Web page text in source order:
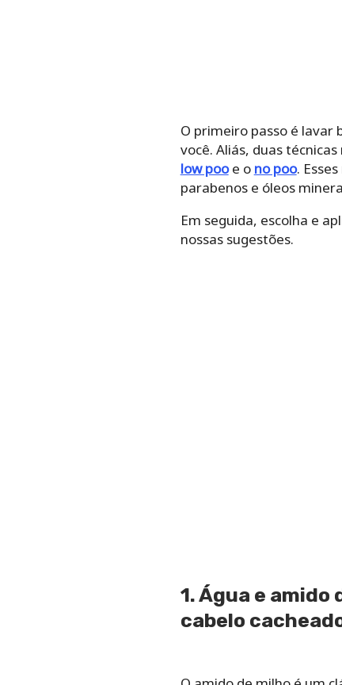
O primeiro passo é lavar
você. Aliás, duas
low pooe o no poo.
parabenos e óleos
Em seguida, escolha e
nossas sugestões.
1. Água e
cabelo